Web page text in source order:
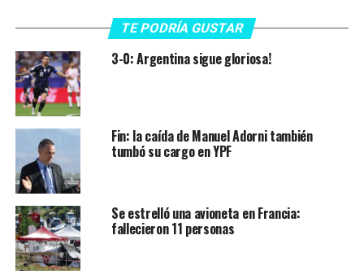
TE PODRÍA GUSTAR
3-0: Argentina sigue gloriosa!
Fin: la caída de Manuel Adorni también
tumbó su cargo en YPF
Se estrelló una avioneta en Francia:
fallecieron 11 personas